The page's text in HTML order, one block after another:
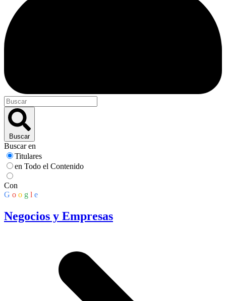
Buscar
Buscar en
Titulares
en Todo el Contenido
Con
G o o g l e
Negocios y Empresas